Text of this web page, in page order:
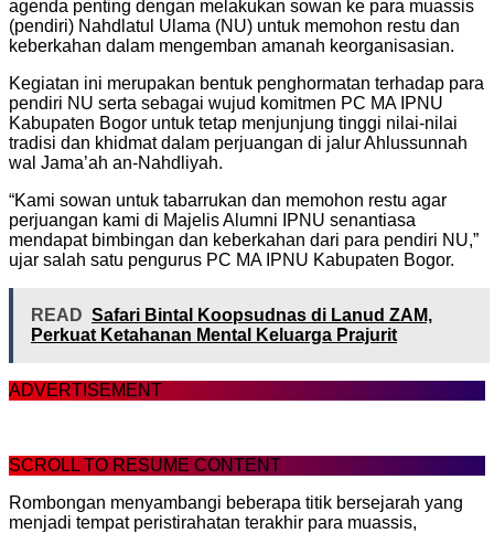
agenda penting dengan melakukan sowan ke para muassis
(pendiri) Nahdlatul Ulama (NU) untuk memohon restu dan
keberkahan dalam mengemban amanah keorganisasian.
Kegiatan ini merupakan bentuk penghormatan terhadap para
pendiri NU serta sebagai wujud komitmen PC MA IPNU
Kabupaten Bogor untuk tetap menjunjung tinggi nilai-nilai
tradisi dan khidmat dalam perjuangan di jalur Ahlussunnah
wal Jama’ah an-Nahdliyah.
“Kami sowan untuk tabarrukan dan memohon restu agar
perjuangan kami di Majelis Alumni IPNU senantiasa
mendapat bimbingan dan keberkahan dari para pendiri NU,”
ujar salah satu pengurus PC MA IPNU Kabupaten Bogor.
READ Safari Bintal Koopsudnas di Lanud ZAM,
Perkuat Ketahanan Mental Keluarga Prajurit
ADVERTISEMENT
SCROLL TO RESUME CONTENT
Rombongan menyambangi beberapa titik bersejarah yang
menjadi tempat peristirahatan terakhir para muassis,